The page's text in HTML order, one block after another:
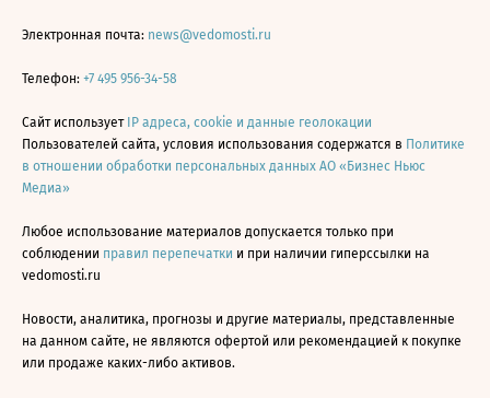
Электронная почта: news@vedomosti.ru
Телефон: +7 495 956-34-58
Сайт использует IP адреса, cookie и данные геолокации
Пользователей сайта, условия использования содержатся в Политике
в отношении обработки персональных данных АО «Бизнес Ньюс
Медиа»
Любое использование материалов допускается только при
соблюдении правил перепечатки и при наличии гиперссылки на
vedomosti.ru
Новости, аналитика, прогнозы и другие материалы, представленные
на данном сайте, не являются офертой или рекомендацией к покупке
или продаже каких-либо активов.